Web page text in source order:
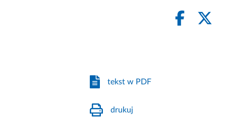
tekst w PDF
drukuj